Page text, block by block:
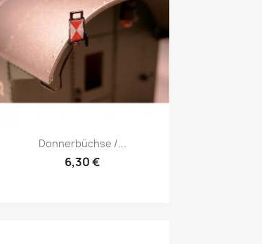
Vorschau
Donnerbüchse /...
6,30 €